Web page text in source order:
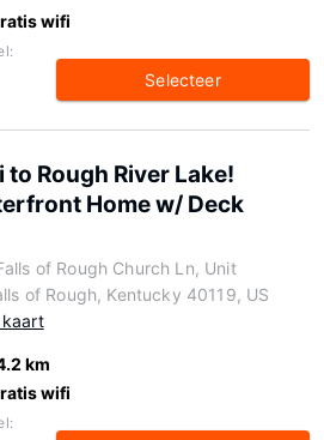
wifi
Selecteer
to Rough River Lake!
Home w/ Deck
of Rough Church Ln, Unit
of Rough, Kentucky 40119, US
kaart
km
wifi